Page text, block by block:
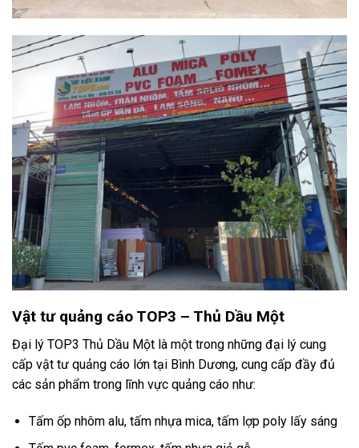
Vật tư quảng cáo TOP3 – Thủ Dầu Một
Đại lý TOP3 Thủ Dầu Một là một trong những đại lý cung
cấp vật tư quảng cáo lớn tại Bình Dương, cung cấp đầy đủ
các sản phẩm trong lĩnh vực quảng cáo như:
Tấm ốp nhôm alu, tấm nhựa mica, tấm lợp poly lấy sáng